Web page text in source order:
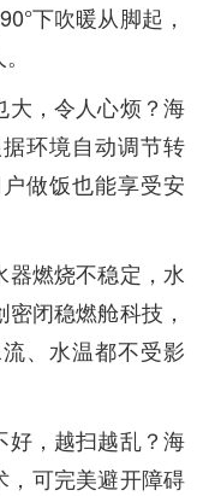
下吹暖从脚起，
大，令人心烦？海
环境自动调节转
做饭也能享受安
器燃烧不稳定，水
闭稳燃舱科技，
、水温都不受影
好，越扫越乱？海
，可完美避开障碍